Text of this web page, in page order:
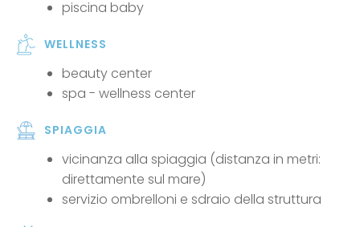
piscina baby
WELLNESS
beauty center
spa - wellness center
SPIAGGIA
vicinanza alla spiaggia (distanza in metri:
direttamente sul mare)
servizio ombrelloni e sdraio della struttura